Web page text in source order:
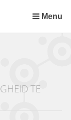
Menu
TE